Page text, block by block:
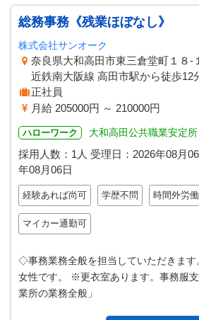
総務事務《残業ほぼなし》
株式会社サンオーク
奈良県大和高田市東三倉堂町１
近鉄南大阪線 高田市駅から徒歩12
正社員
月給 205000円 ～ 210000円
ハローワーク 大和高田公共職業安定所
採用人数：1人 受理日： 2026年08月
年08月06日
経験あれば尚可 学歴不問 時間外労
マイカー通勤可
◇事務業務全般を担当していただきま
女性です。 ※更衣室あります。事務服
業所の業務全般」